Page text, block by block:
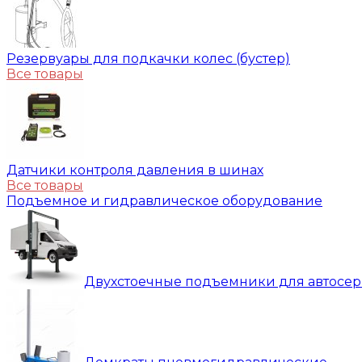
Резервуары для подкачки колес (бустер)
Все товары
Датчики контроля давления в шинах
Все товары
Подъемное и гидравлическое оборудование
Двухстоечные подъемники для